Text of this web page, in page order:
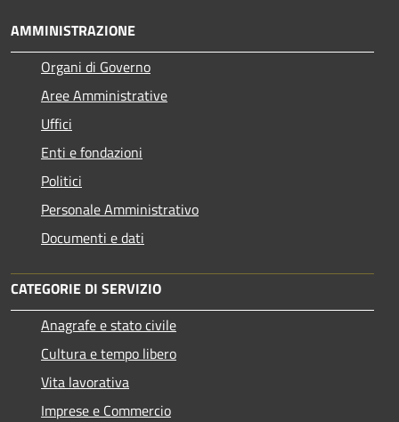
AMMINISTRAZIONE
Organi di Governo
Aree Amministrative
Uffici
Enti e fondazioni
Politici
Personale Amministrativo
Documenti e dati
CATEGORIE DI SERVIZIO
Anagrafe e stato civile
Cultura e tempo libero
Vita lavorativa
Imprese e Commercio